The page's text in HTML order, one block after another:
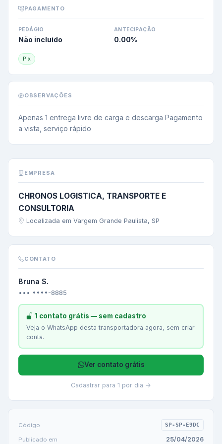
PAGAMENTO
PEDÁGIO
Não incluído
ANTECIPAÇÃO
0.00%
Pix
OBSERVAÇÕES
Apenas 1 entrega livre de carga e descarga Pagamento
a vista, serviço rápido
EMPRESA
CHRONOS LOGISTICA, TRANSPORTE E
CONSULTORIA
Localizada em Vargem Grande Paulista, SP
CONTATO
Bruna S.
••• ••••-8885
1 contato grátis — sem cadastro
Veja o WhatsApp desta transportadora agora, sem criar
conta.
Ver contato grátis
Cadastrar para 1 por dia →
Código SP-SP-E9DC
Publicado em 25/04/2026